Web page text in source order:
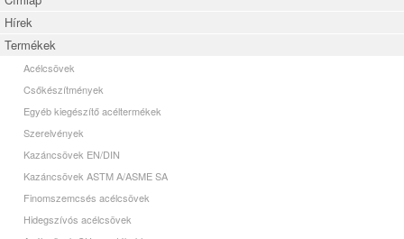
Hírek
Termékek
Acélcsövek
Csőkészítmények
Egyéb kiegészítő acéltermékek
Szerelvények
Kazáncsövek EN/DIN
Kazáncsövek ASTM A/ASME SA
Finomszemcsés acélcsövek
Hidegszívós acélcsövek